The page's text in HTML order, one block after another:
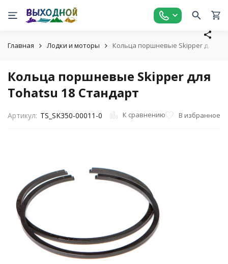
Главная Лодки и моторы Кольца поршневые Skipper для
Кольца поршневые Skipper для
Tohatsu 18 Стандарт
Артикул: TS_SK350-00011-0 К сравнению В избранное